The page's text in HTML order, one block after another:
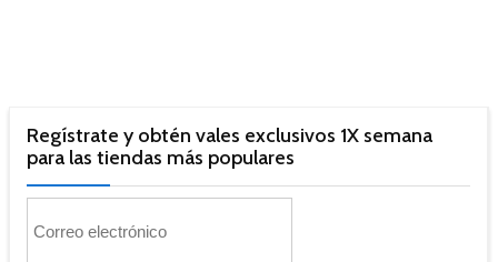
Regístrate y obtén vales exclusivos 1X semana
para las tiendas más populares